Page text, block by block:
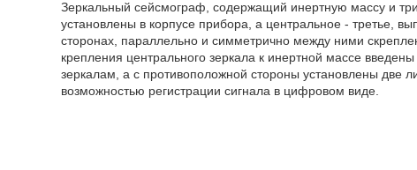
Зеркальный сейсмограф, содержащий инертную массу и
установлены в корпусе прибора, а центральное - третье,
сторонах, параллельно и симметрично между ними
крепления центрального зеркала к инертной массе
зеркалам, а с противоположной стороны установлены две
возможностью регистрации сигнала в цифровом виде.